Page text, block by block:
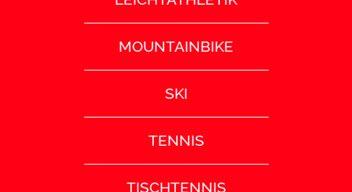
MOUNTAINBIKE
SKI
TENNIS
TISCHTENNIS